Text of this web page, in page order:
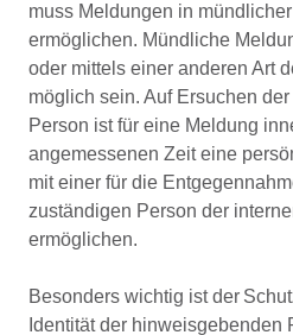
muss Meldungen in
ermöglichen. Mündliche
oder mittels einer anderen Art
möglich sein. Auf Ersuchen
Person ist für eine Meldung
angemessenen Zeit eine
mit einer für die
zuständigen Person der
ermöglichen.
Besonders wichtig ist der
Identität der hinweisgebenden